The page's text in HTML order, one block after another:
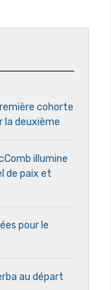
cohorte
la deuxième
illumine
de paix et
pour le
au départ